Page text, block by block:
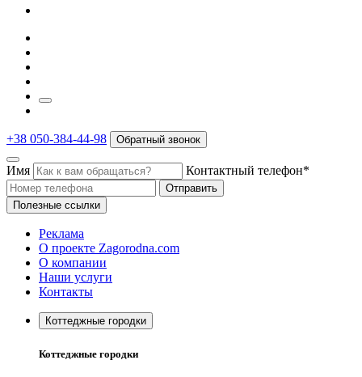
+38 050-384-44-98 Обратный звонок
Имя Контактный телефон*
Отправить
Полезные ссылки
Реклама
О проекте Zagorodna.com
О компании
Наши услуги
Контакты
Коттеджные городки
Коттеджные городки